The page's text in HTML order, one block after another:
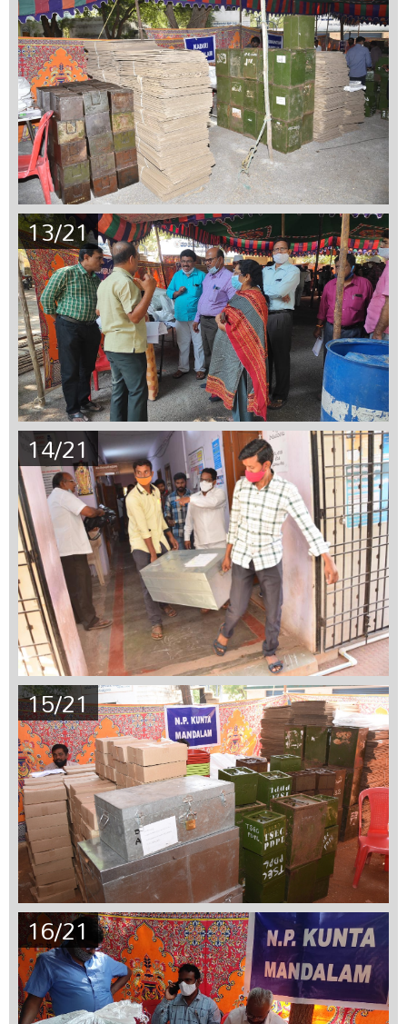
13/21
14/21
15/21
16/21